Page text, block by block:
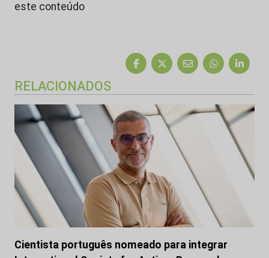
este conteúdo
RELACIONADOS
Cientista português nomeado para integrar